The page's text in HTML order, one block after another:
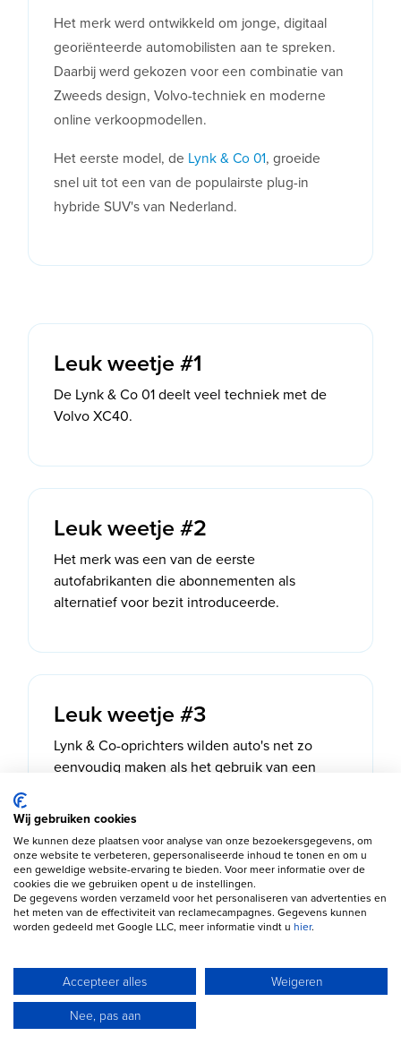
Het merk werd ontwikkeld om jonge, digitaal
georiënteerde automobilisten aan te spreken.
Daarbij werd gekozen voor een combinatie van
Zweeds design, Volvo-techniek en moderne
online verkoopmodellen.
Het eerste model, de Lynk & Co 01, groeide
snel uit tot een van de populairste plug-in
hybride SUV's van Nederland.
Leuk weetje #1
De Lynk & Co 01 deelt veel techniek met de
Volvo XC40.
Leuk weetje #2
Het merk was een van de eerste
autofabrikanten die abonnementen als
alternatief voor bezit introduceerde.
Leuk weetje #3
Lynk & Co-oprichters wilden auto's net zo
eenvoudig maken als het gebruik van een
Leuk weetje #4
De 01 behoort al jaren tot de populairste plug-
Wij gebruiken cookies
We kunnen deze plaatsen voor analyse van onze bezoekersgegevens, om
onze website te verbeteren, gepersonaliseerde inhoud te tonen en om u
een geweldige website-ervaring te bieden. Voor meer informatie over de
cookies die we gebruiken opent u de instellingen.
De gegevens worden verzameld voor het personaliseren van advertenties en
het meten van de effectiviteit van reclamecampagnes. Gegevens kunnen
worden gedeeld met Google LLC, meer informatie vindt u hier.
Accepteer alles
Weigeren
Nee, pas aan